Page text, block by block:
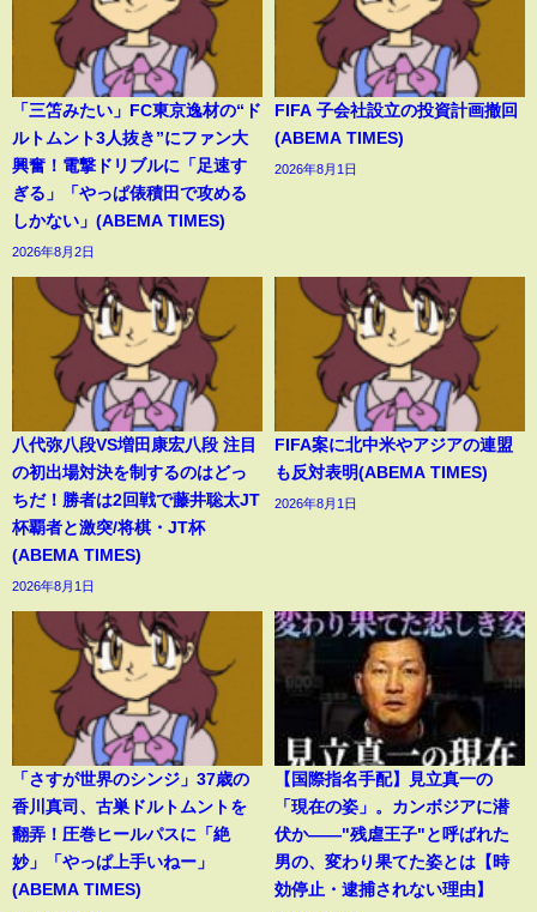
「三笘みたい」FC東京逸材の“ド
ルトムント3人抜き”にファン大
興奮！電撃ドリブルに「足速す
ぎる」「やっぱ俵積田で攻める
しかない」(ABEMA TIMES)
2026年8月2日
FIFA 子会社設立の投資計画撤回
(ABEMA TIMES)
2026年8月1日
八代弥八段VS増田康宏八段 注目
の初出場対決を制するのはどっ
ちだ！勝者は2回戦で藤井聡太JT
杯覇者と激突/将棋・JT杯
(ABEMA TIMES)
2026年8月1日
FIFA案に北中米やアジアの連盟
も反対表明(ABEMA TIMES)
2026年8月1日
「さすが世界のシンジ」37歳の
香川真司、古巣ドルトムントを
翻弄！圧巻ヒールパスに「絶
妙」「やっぱ上手いねー」
(ABEMA TIMES)
【国際指名手配】見立真一の
「現在の姿」。カンボジアに潜
伏か――"残虐王子"と呼ばれた
男の、変わり果てた姿とは【時
効停止・逮捕されない理由】